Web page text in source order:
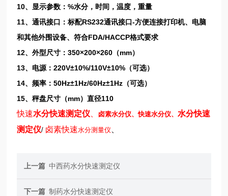
10、显示参数：%水分，时间，温度，重量
11、通讯接口：标配RS232通讯接口-方便连接打印机、电脑
和其他外围设备、符合FDA/HACCP格式要求
12、外型尺寸：350×200×260（mm）
13、电源：220V±10%/110V±10%（可选）
14、频率：50Hz±1Hz/60Hz±1Hz（可选）
15、秤盘尺寸（mm）直径110
快速水分快速测定仪 卤素水分仪、快速水分仪、 水分快速
测定仪/ 卤素快速水分测量仪
上一篇 中西药水分快速测定仪
下一篇 制药水分快速测定仪